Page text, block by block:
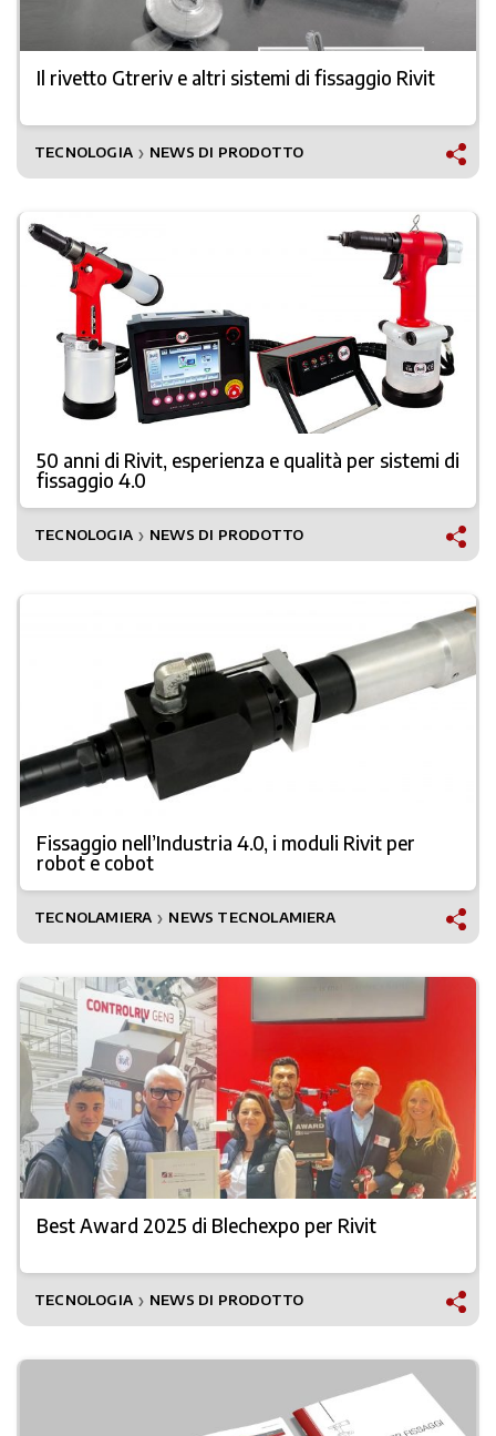
Il rivetto Gtreriv e altri sistemi di fissaggio Rivit
TECNOLOGIA ❯ NEWS DI PRODOTTO
50 anni di Rivit, esperienza e qualità per sistemi di
fissaggio 4.0
TECNOLOGIA ❯ NEWS DI PRODOTTO
Fissaggio nell’Industria 4.0, i moduli Rivit per
robot e cobot
TECNOLAMIERA ❯ NEWS TECNOLAMIERA
Best Award 2025 di Blechexpo per Rivit
TECNOLOGIA ❯ NEWS DI PRODOTTO